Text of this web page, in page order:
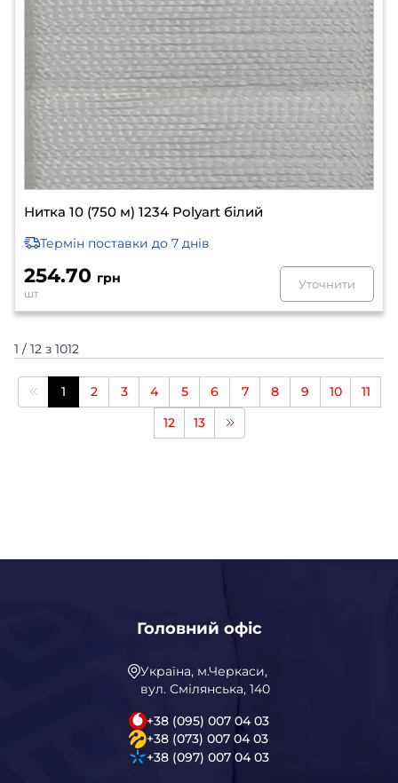
Нитка 10 (750 м) 1234 Polyart білий
Термін поставки до 7 днів
254.70 грн
шт
Уточнити
1 / 12 з 1012
1 2 3 4 5 6 7 8 9 10
11
12
13
Головний офіс
Україна, м.Черкаси,
вул. Смілянська, 140
+38 (095) 007 04 03
+38 (073) 007 04 03
+38 (097) 007 04 03